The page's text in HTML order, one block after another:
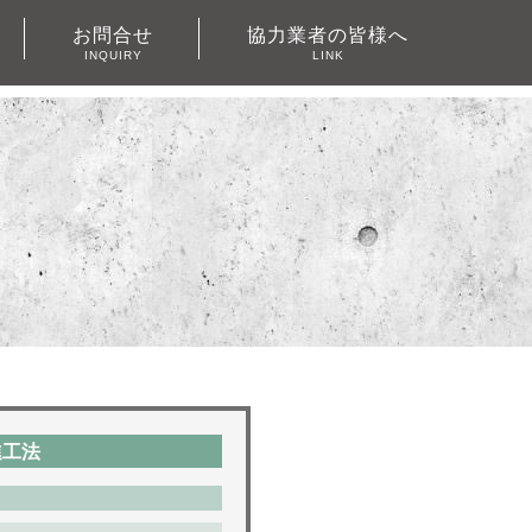
お問合せ
INQUIRY
協力業者の皆様へ
LINK
法